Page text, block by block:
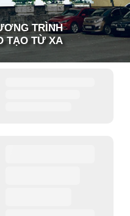
TRÌNH
TẠO TỪ XA